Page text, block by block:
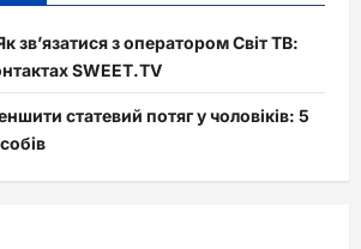
зв’язатися з оператором Світ ТВ:
SWEET.TV
статевий потяг у чоловіків: 5